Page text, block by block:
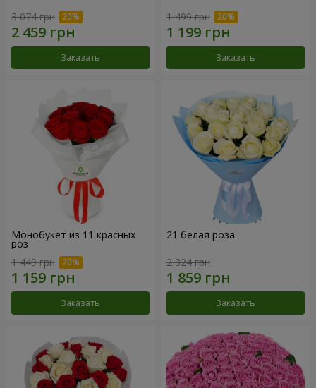
3 074 грн
Заказать
1 499 грн
Заказать
Монобукет из 11 красных
роз
1 449 грн
Заказать
21 белая роза
2 324 грн
Заказать